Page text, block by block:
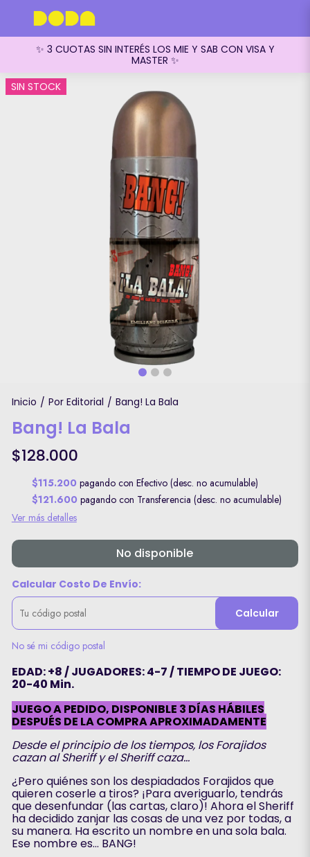
✨ 3 CUOTAS SIN INTERÉS LOS MIE Y SAB CON VISA Y
MASTER ✨
SIN STOCK
Inicio / Por Editorial / Bang! La Bala
Bang! La Bala
$128.000
$115.200 pagando con Efectivo (desc. no acumulable)
$121.600 pagando con Transferencia (desc. no acumulable)
Ver más detalles
No disponible
Calcular Costo De Envío:
Calcular
No sé mi código postal
EDAD: +8 / JUGADORES: 4-7 / TIEMPO DE JUEGO:
20-40 Min.
JUEGO A PEDIDO, DISPONIBLE 3 DÍAS HÁBILES
DESPUÉS DE LA COMPRA APROXIMADAMENTE
Desde el principio de los tiempos, los Forajidos
cazan al Sheriff y el Sheriff caza…
¿Pero quiénes son los despiadados Forajidos que
quieren coserle a tiros? ¡Para averiguarlo, tendrás
que desenfundar (las cartas, claro)! Ahora el Sheriff
ha decidido zanjar las cosas de una vez por todas, a
su manera. Ha escrito un nombre en una sola bala.
Ese nombre es... BANG!